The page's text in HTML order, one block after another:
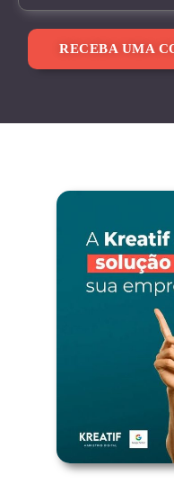
RECEBA UMA